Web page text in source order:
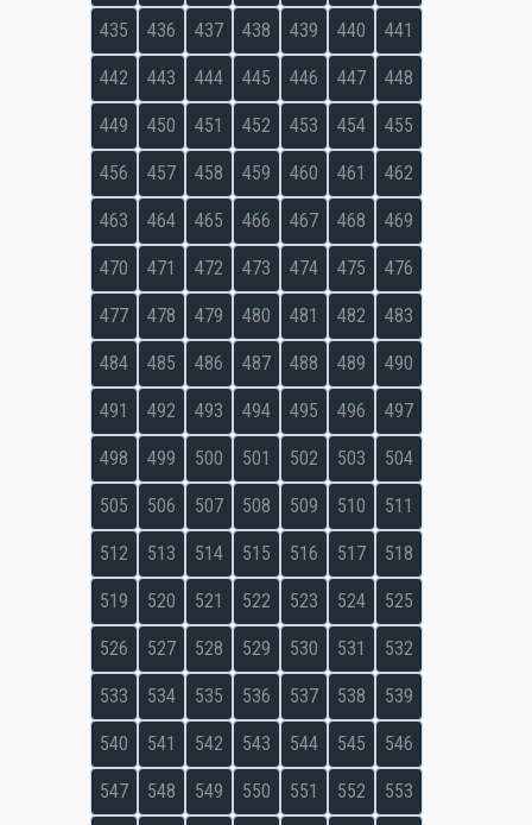
435 436 437 438 439 440 441
442 443 444 445 446 447 448
449 450 451 452 453 454 455
456 457 458 459 460 461 462
463 464 465 466 467 468 469
470 471 472 473 474 475 476
477 478 479 480 481 482 483
484 485 486 487 488 489 490
491 492 493 494 495 496 497
498 499 500 501 502 503 504
505 506 507 508 509 510 511
512 513 514 515 516 517 518
519 520 521 522 523 524 525
526 527 528 529 530 531 532
533 534 535 536 537 538 539
540 541 542 543 544 545 546
547 548 549 550 551 552 553